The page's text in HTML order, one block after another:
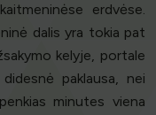
erdvėse.
dalis yra tokia pat
kelyje, portale
paklausa, nei
minutes viena